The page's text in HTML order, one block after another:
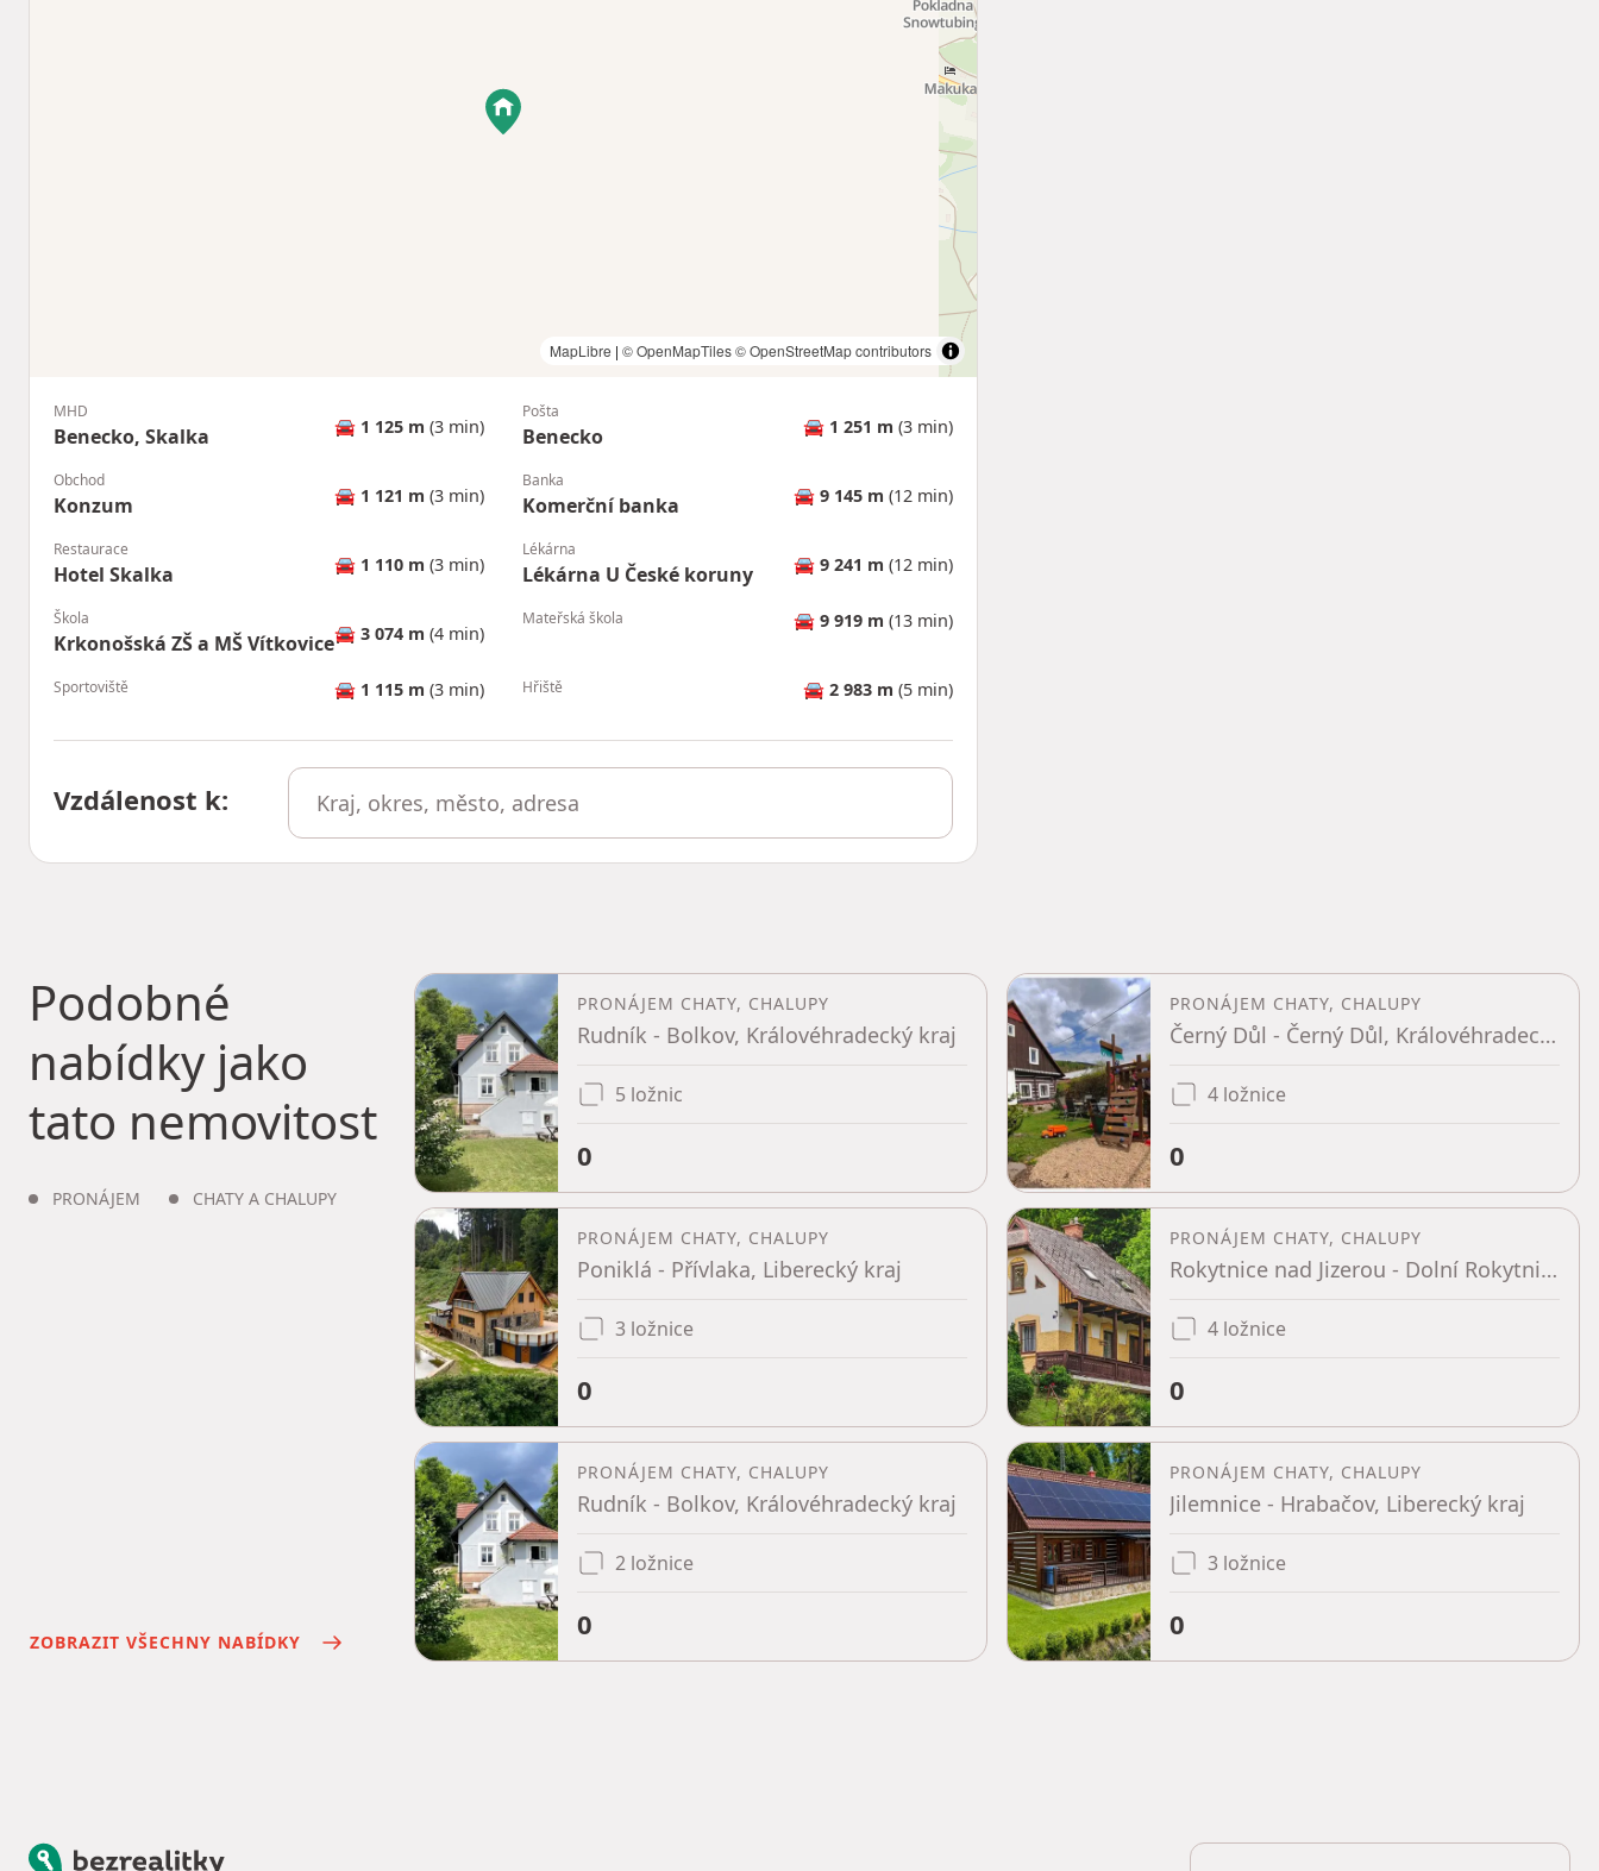
MapLibre | © OpenMapTiles© OpenStreetMap contributors
MHD
Benecko, Skalka 🚘 1 125 m (3 min)
Pošta
Benecko 🚘 1 251 m (3 min)
Obchod
Konzum 🚘 1 121 m (3 min)
Banka
Komerční banka 🚘 9 145 m (12 min)
Restaurace
Hotel Skalka 🚘 1 110 m (3 min)
Lékárna
Lékárna U České koruny 🚘 9 241 m (12 min)
Škola
Krkonošská ZŠ a MŠ Vítkovice🚘 3 074 m (4 min)
Mateřská škola 🚘 9 919 m (13 min)
Sportoviště 🚘 1 115 m (3 min) Hřiště 🚘 2 983 m (5 min)
Vzdálenost k:
Podobné
nabídky jako
tato nemovitost
PRONÁJEM CHATY A CHALUPY
ZOBRAZIT VŠECHNY NABÍDKY
PRONÁJEM CHATY, CHALUPY
Rudník - Bolkov, Královéhradecký kraj
5 ložnic
0
PRONÁJEM CHATY, CHALUPY
Černý Důl - Černý Důl, Královéhradecký kraj
4 ložnice
0
PRONÁJEM CHATY, CHALUPY
Poniklá - Přívlaka, Liberecký kraj
3 ložnice
0
PRONÁJEM CHATY, CHALUPY
Rokytnice nad Jizerou - Dolní Rokytnice, Liberecký kraj
4 ložnice
0
PRONÁJEM CHATY, CHALUPY
Rudník - Bolkov, Královéhradecký kraj
2 ložnice
0
PRONÁJEM CHATY, CHALUPY
Jilemnice - Hrabačov, Liberecký kraj
3 ložnice
0
Bezrealitky